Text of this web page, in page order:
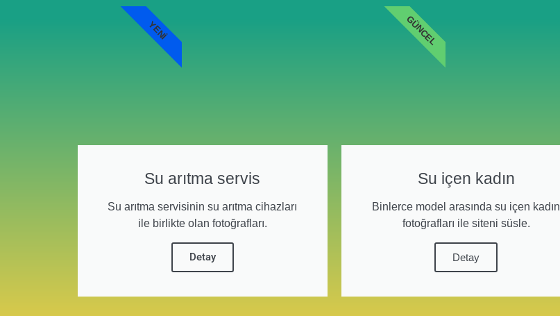
Su arıtma servis
Su arıtma servisinin su arıtma cihazları
ile birlikte olan fotoğrafları.
Detay
YENI
Su içen kadın
Binlerce model arasında su içen kadın
fotoğrafları ile siteni süsle.
Detay
GÜNCEL